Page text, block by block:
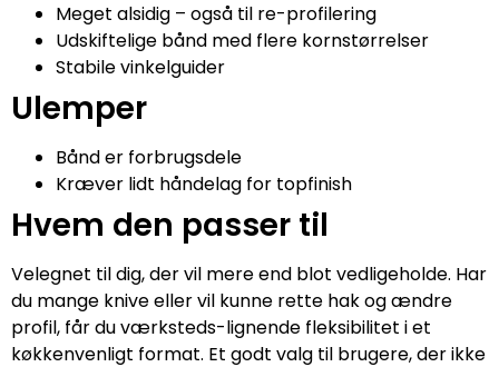
Meget alsidig – også til re-profilering
Udskiftelige bånd med flere kornstørrelser
Stabile vinkelguider
Ulemper
Bånd er forbrugsdele
Kræver lidt håndelag for topfinish
Hvem den passer til
Velegnet til dig, der vil mere end blot vedligeholde. Har
du mange knive eller vil kunne rette hak og ændre
profil, får du værksteds-lignende fleksibilitet i et
køkkenvenligt format. Et godt valg til brugere, der ikke